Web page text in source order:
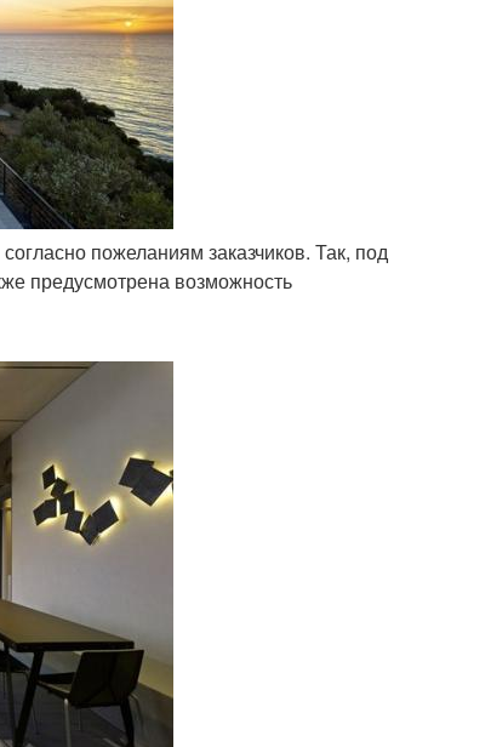
пожеланиям заказчиков. Так, под
предусмотрена возможность